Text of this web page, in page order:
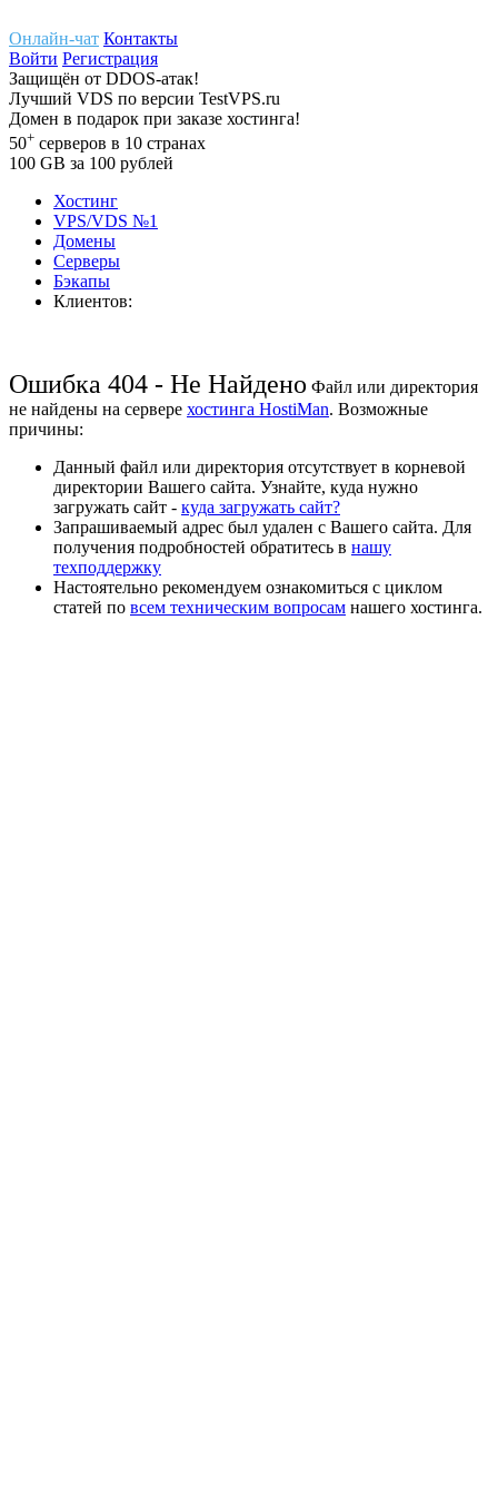
Онлайн-чат Контакты
Войти Регистрация
Защищён от DDOS-атак!
Лучший VDS по версии TestVPS.ru
Домен в подарок при заказе хостинга!
50+ серверов в 10 странах
100 GB за 100 рублей
Хостинг
VPS/VDS №1
Домены
Cерверы
Бэкапы
Клиентов:
Ошибка 404 - Не Найдено Файл или директория
не найдены на сервере хостинга HostiMan. Возможные
причины:
Данный файл или директория отсутствует в корневой
директории Вашего сайта. Узнайте, куда нужно
загружать сайт - куда загружать сайт?
Запрашиваемый адрес был удален с Вашего сайта. Для
получения подробностей обратитесь в нашу
техподдержку
Настоятельно рекомендуем ознакомиться с циклом
статей по всем техническим вопросам нашего хостинга.